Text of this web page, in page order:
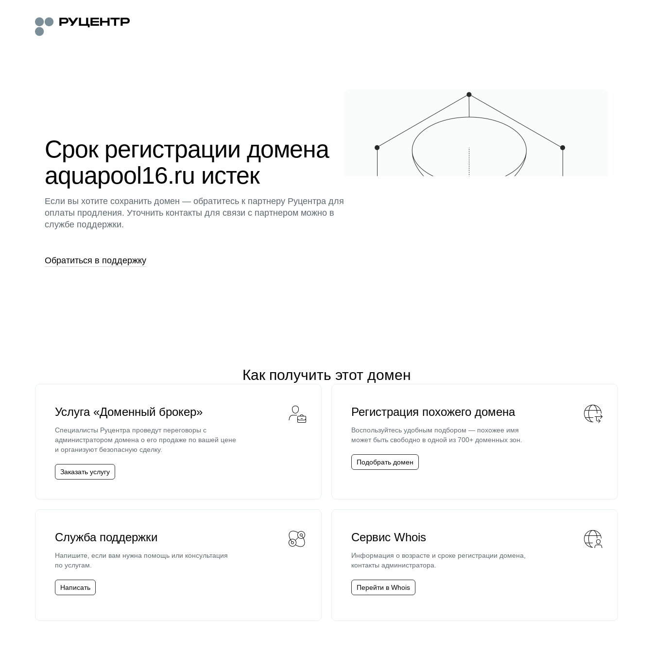
Срок регистрации домена
aquapool16.ru истек
Если вы хотите сохранить домен — обратитесь к партнеру Руцентра для
оплаты продления. Уточнить контакты для связи с партнером можно в
службе поддержки.
Обратиться в поддержку
Как получить этот домен
Услуга «Доменный брокер»
Специалисты Руцентра проведут переговоры с
администратором домена о его продаже по вашей цене
и организуют безопасную сделку.
Заказать услугу
Регистрация похожего домена
Воспользуйтесь удобным подбором — похожее имя
может быть свободно в одной из 700+ доменных зон.
Подобрать домен
Служба поддержки
Напишите, если вам нужна помощь или консультация
по услугам.
Написать
Сервис Whois
Информация о возрасте и сроке регистрации домена,
контакты администратора.
Перейти в Whois